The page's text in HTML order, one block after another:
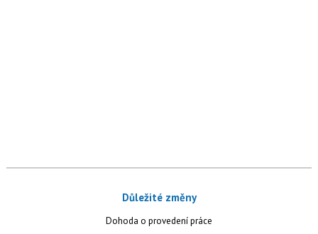
Důležité změny
Dohoda o provedení práce